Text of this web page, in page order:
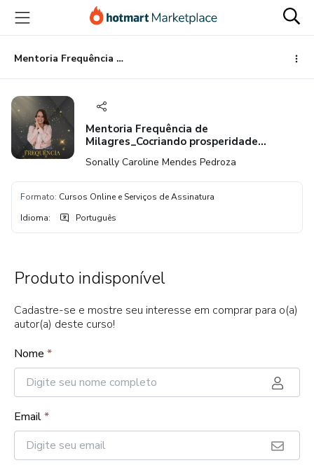
para
conteúdo
principal
para
pagamento
para
rodapé
Mentoria Frequência de Milagres_Cocriando prosperidade financeira.
Mentoria Frequência de
Milagres_Cocriando prosperidade
Sonally Caroline Mendes Pedroza
Formato: Cursos Online e Serviços de Assinatura
Idioma: Português
Produto indisponível
Cadastre-se e mostre seu interesse em comprar para o(a)
autor(a) deste curso!
Nome *
Email*